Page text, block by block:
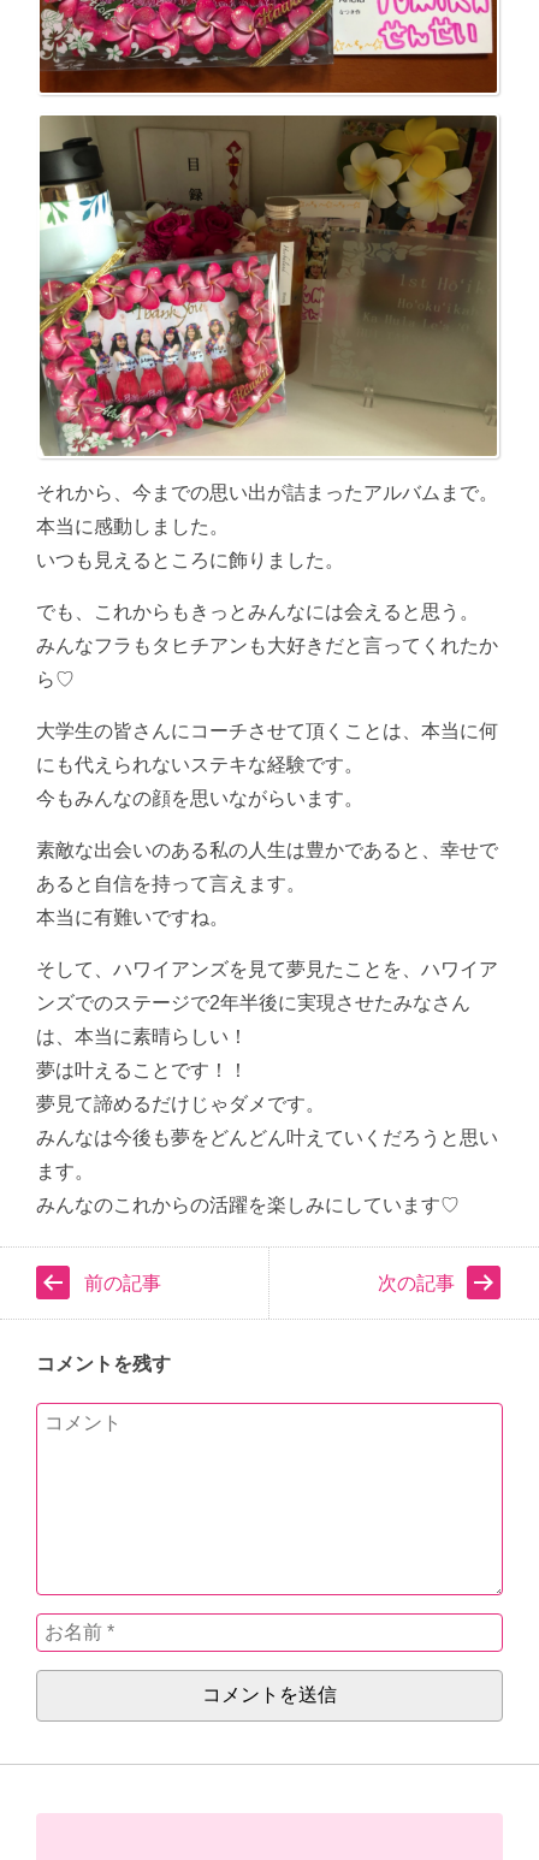
それから、今までの思い出が詰まったアルバムまで。
本当に感動しました。
いつも見えるところに飾りました。
でも、これからもきっとみんなには会えると思う。
みんなフラもタヒチアンも大好きだと言ってくれたか
ら♡
大学生の皆さんにコーチさせて頂くことは、本当に何
にも代えられないステキな経験です。
今もみんなの顔を思いながらいます。
素敵な出会いのある私の人生は豊かであると、幸せで
あると自信を持って言えます。
本当に有難いですね。
そして、ハワイアンズを見て夢見たことを、ハワイア
ンズでのステージで2年半後に実現させたみなさん
は、本当に素晴らしい！
夢は叶えることです！！
夢見て諦めるだけじゃダメです。
みんなは今後も夢をどんどん叶えていくだろうと思い
ます。
みんなのこれからの活躍を楽しみにしています♡
前の記事 次の記事
コメントを残す